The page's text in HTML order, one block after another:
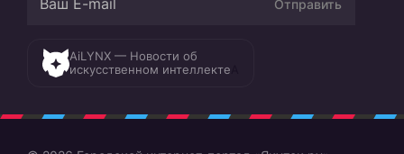
Отправить
AiLYNX — Новости об
искусственном интеллекте